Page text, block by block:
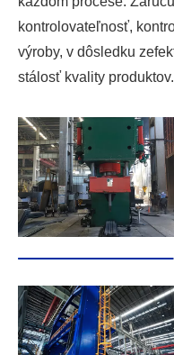
kontrolovateľnosť,
výroby, v dôsledku
stálosť kvality produktov.